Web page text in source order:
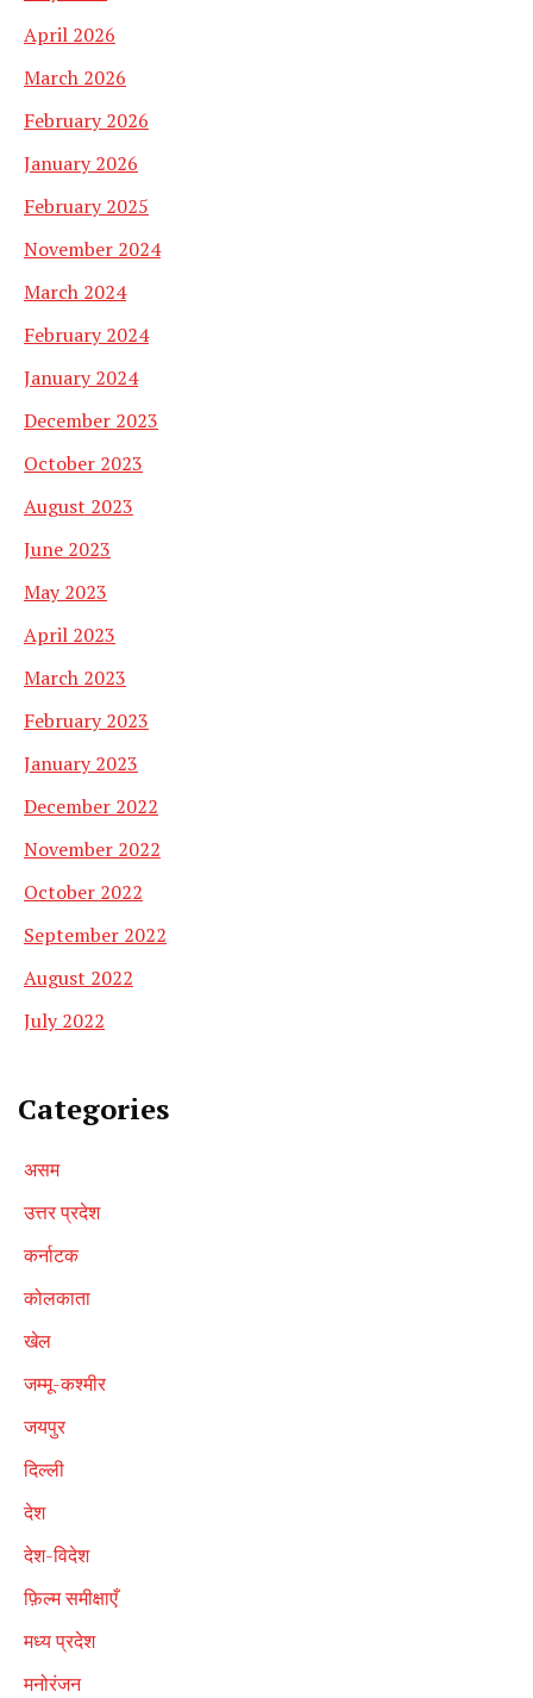
April 2026
March 2026
February 2026
January 2026
February 2025
November 2024
March 2024
February 2024
January 2024
December 2023
October 2023
August 2023
June 2023
May 2023
April 2023
March 2023
February 2023
January 2023
December 2022
November 2022
October 2022
September 2022
August 2022
July 2022
Categories
असम
उत्तर प्रदेश
कर्नाटक
कोलकाता
खेल
जम्मू-कश्मीर
जयपुर
दिल्ली
देश
देश-विदेश
फ़िल्म समीक्षाएँ
मध्य प्रदेश
मनोरंजन